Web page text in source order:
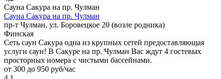
Сауна Сакура на пр. Чулман
Сауна Сакура на пр. Чулман
пр-т Чулман, ул. Боровецкое 20 (возле родника)
Финская
Сеть саун Сакура одна из крупных сетей предоставляющая
услуги саун! В Сакуре на пр. Чулман Вас ждут 4 гостевых
просторных номера с чистыми бассейнами.
от 300 до 950 руб/час